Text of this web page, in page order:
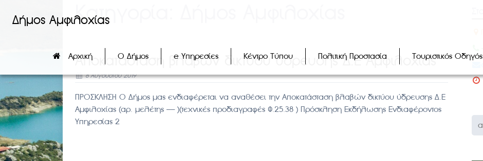
Δήμος Αμφιλοχίας
Αρχική Ο Δήμος e Υπηρεσίες Κέντρο Τύπου Πολιτική Προστασία Τουριστικός Οδηγός
Κατηγορία:
Αποκατάσταση βλαβών δικτύου ύδρευσης Δ.Ε Αμφιλοχίας
8 Αυγούστου 2019
ΠΡΟΣΚΛΗΣΗ Ο Δήμος μας ενδιαφέρεται να αναθέσει την Αποκατάσταση βλαβών δικτύου ύδρευσης Δ.Ε
Αμφιλοχίας (αρ. μελέτης —– )(τεχνικές προδιαγραφές Φ.25.38 ) Πρόσκληση Εκδήλωσης Ενδιαφέροντος
Υπηρεσίας 2